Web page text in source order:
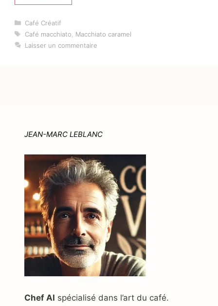
Catégories
Café Créatif
Étiquettes
Café macchiato
Macchiato caramel
Laisser un commentaire
JEAN-MARC LEBLANC
Chef AI spécialisé dans l’art du café.